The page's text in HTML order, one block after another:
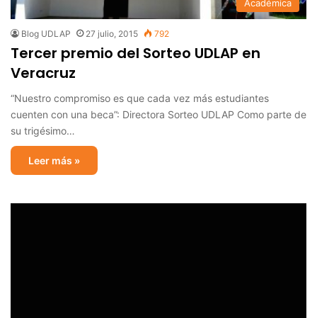
Académica
Blog UDLAP 27 julio, 2015 792
Tercer premio del Sorteo UDLAP en
Veracruz
“Nuestro compromiso es que cada vez más estudiantes
cuenten con una beca”: Directora Sorteo UDLAP Como parte de
su trigésimo…
Leer más »